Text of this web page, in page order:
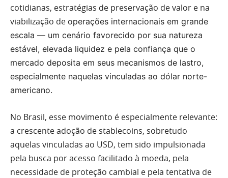
cotidianas, estratégias de preservação de valor e na
viabilização de operações internacionais em grande
escala — um cenário favorecido por sua natureza
estável, elevada liquidez e pela confiança que o
mercado deposita em seus mecanismos de lastro,
especialmente naquelas vinculadas ao dólar norte-
americano.
No Brasil, esse movimento é especialmente relevante:
a crescente adoção de stablecoins, sobretudo
aquelas vinculadas ao USD, tem sido impulsionada
pela busca por acesso facilitado à moeda, pela
necessidade de proteção cambial e pela tentativa de